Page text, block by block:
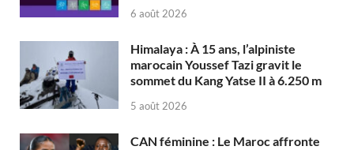
6 août 2026
Himalaya : À 15 ans, l’alpiniste
marocain Youssef Tazi gravit le
sommet du Kang Yatse II à 6.250 m
5 août 2026
CAN féminine : Le Maroc affronte